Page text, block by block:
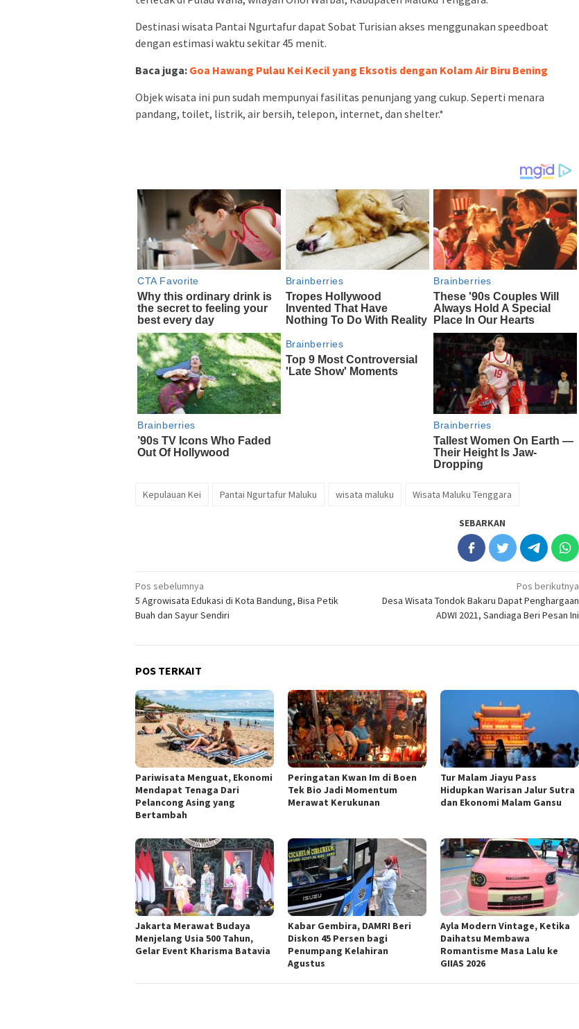
Destinasi wisata Pantai Ngurtafur dapat Sobat Turisian akses menggunakan speedboat
dengan estimasi waktu sekitar 45 menit.
Baca juga: Goa Hawang Pulau Kei Kecil yang Eksotis dengan Kolam Air Biru Bening
Objek wisata ini pun sudah mempunyai fasilitas penunjang yang cukup. Seperti menara
pandang, toilet, listrik, air bersih, telepon, internet, dan shelter.*
Kepulauan Kei Pantai Ngurtafur Maluku wisata maluku Wisata Maluku Tenggara
SEBARKAN
Navigasi
pos
Pos sebelumnya
5 Agrowisata Edukasi di Kota Bandung, Bisa Petik
Buah dan Sayur Sendiri
Pos berikutnya
Desa Wisata Tondok Bakaru Dapat Penghargaan
ADWI 2021, Sandiaga Beri Pesan Ini
POS TERKAIT
Pariwisata Menguat, Ekonomi
Mendapat Tenaga Dari
Pelancong Asing yang
Bertambah
Peringatan Kwan Im di Boen
Tek Bio Jadi Momentum
Merawat Kerukunan
Tur Malam Jiayu Pass
Hidupkan Warisan Jalur Sutra
dan Ekonomi Malam Gansu
Jakarta Merawat Budaya
Menjelang Usia 500 Tahun,
Gelar Event Kharisma Batavia
Kabar Gembira, DAMRI Beri
Diskon 45 Persen bagi
Penumpang Kelahiran
Agustus
Ayla Modern Vintage, Ketika
Daihatsu Membawa
Romantisme Masa Lalu ke
GIIAS 2026